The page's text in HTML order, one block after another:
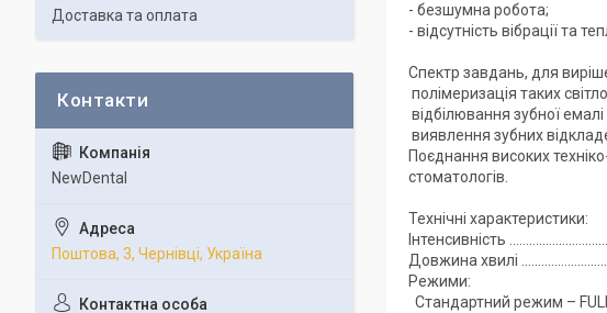
- безшумна робота;
- відсутність вібрації та
Спектр завдань, для
полімеризація таких
відбілювання зубної
виявлення зубних
Поєднання високих
стоматологів.
Технічні характеристики:
Інтенсивність
Довжина хвилі
Режими:
Стандартний режим – FULL
Доставка та оплата
NewDental
Поштова, 3, Чернівці, Україна